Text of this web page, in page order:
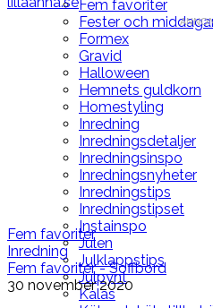
Fem favoriter
Fester och
Formex
Gravid
Halloween
Hemnets guldkorn
Homestyling
Inredning
Inredningsdetaljer
Inredningsinspo
Inredningsnyheter
Inredningstips
Inredningstipset
Instainspo
Julen
Julklappstips
Julpynt
Kalas
Fem favoriter
Inredning
Fem favoriter - Soffbord
30 november 2020